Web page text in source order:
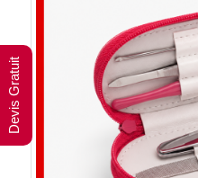
Devis Gratuit